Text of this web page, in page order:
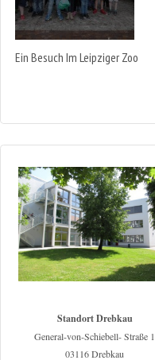
Ein Besuch Im Leipziger Zoo
Standort Drebkau
General-von-Schiebell- Straße 1
03116 Drebkau